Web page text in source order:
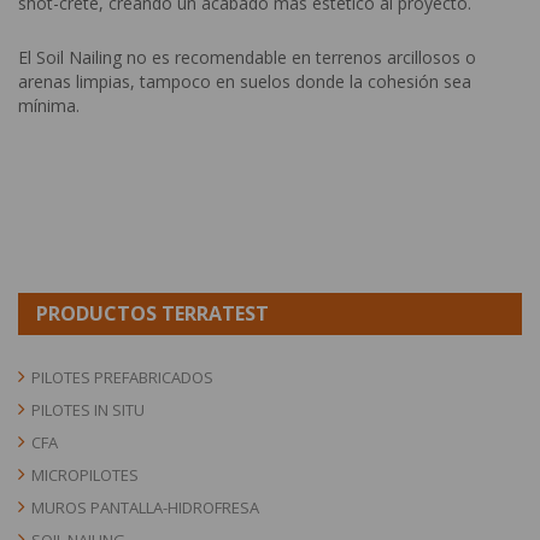
El Soil Nailing no es recomendable en terrenos arcillosos o
arenas limpias, tampoco en suelos donde la cohesión sea
mínima.
PRODUCTOS TERRATEST
PILOTES PREFABRICADOS
PILOTES IN SITU
CFA
MICROPILOTES
MUROS PANTALLA-HIDROFRESA